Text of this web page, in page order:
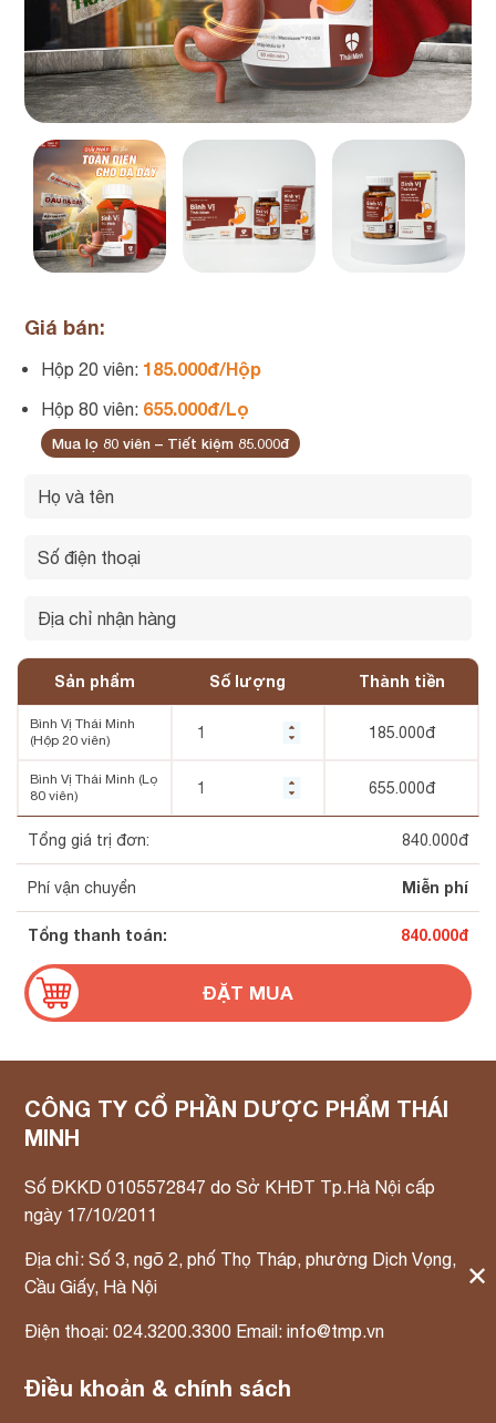
Giá bán:
Hộp 20 viên: 185.000đ/Hộp
Hộp 80 viên: 655.000đ/Lọ
Mua lọ 80 viên – Tiết kiệm 85.000đ
Sản phẩm
Bình Vị Thái Minh
(Hộp 20 viên)
Bình Vị Thái Minh (Lọ
80 viên)
Số lượng Thành tiền
185.000đ
655.000đ
Tổng giá trị đơn: 840.000đ
Phí vận chuyển Miễn phí
Tổng thanh toán: 840.000đ
CÔNG TY CỔ PHẦN DƯỢC PHẨM THÁI
MINH
Số ĐKKD 0105572847 do Sở KHĐT Tp.Hà Nội cấp
ngày 17/10/2011
Địa chỉ: Số 3, ngõ 2, phố Thọ Tháp, phường Dịch Vọng,
Cầu Giấy, Hà Nội
Điện thoại: 024.3200.3300 Email: info@tmp.vn
Điều khoản & chính sách
✕